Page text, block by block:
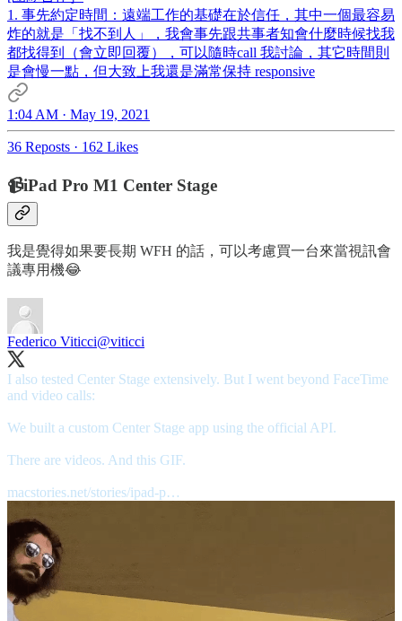
1. 事先約定時間：遠端工作的基礎在於信任，其中一個最容易
炸的就是「找不到人」，我會事先跟共事者知會什麼時候找我
都找得到（會立即回覆），可以隨時call 我討論，其它時間則
是會慢一點，但大致上我還是滿常保持 responsive
1:04 AM · May 19, 2021
36 Reposts · 162 Likes
📹iPad Pro M1 Center Stage
我是覺得如果要長期 WFH 的話，可以考慮買一台來當視訊會
議專用機😂
Federico Viticci@viticci
I also tested Center Stage extensively. But I went beyond FaceTime
and video calls:
We built a custom Center Stage app using the official API.
There are videos. And this GIF.
macstories.net/stories/ipad-p…